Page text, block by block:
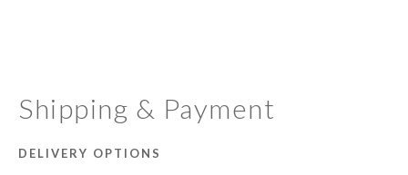
Shipping & Payment
DELIVERY OPTIONS